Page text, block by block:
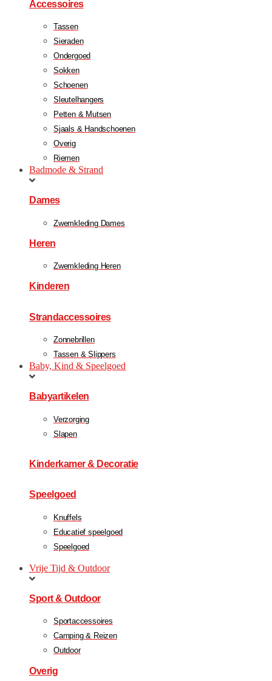
Accessoires
Tassen
Sieraden
Ondergoed
Sokken
Schoenen
Sleutelhangers
Petten & Mutsen
Sjaals & Handschoenen
Overig
Riemen
Badmode & Strand
Dames
Zwemkleding Dames
Heren
Zwemkleding Heren
Kinderen
Strandaccessoires
Zonnebrillen
Tassen & Slippers
Baby, Kind & Speelgoed
Babyartikelen
Verzorging
Slapen
Kinderkamer & Decoratie
Speelgoed
Knuffels
Educatief speelgoed
Speelgoed
Vrije Tijd & Outdoor
Sport & Outdoor
Sportaccessoires
Camping & Reizen
Outdoor
Overig